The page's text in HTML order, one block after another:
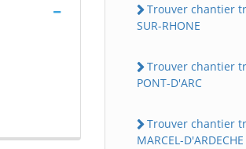
Trouver chantier
SUR-RHONE
Trouver chantier
PONT-D'ARC
Trouver chantier
MARCEL-D'ARDECHE